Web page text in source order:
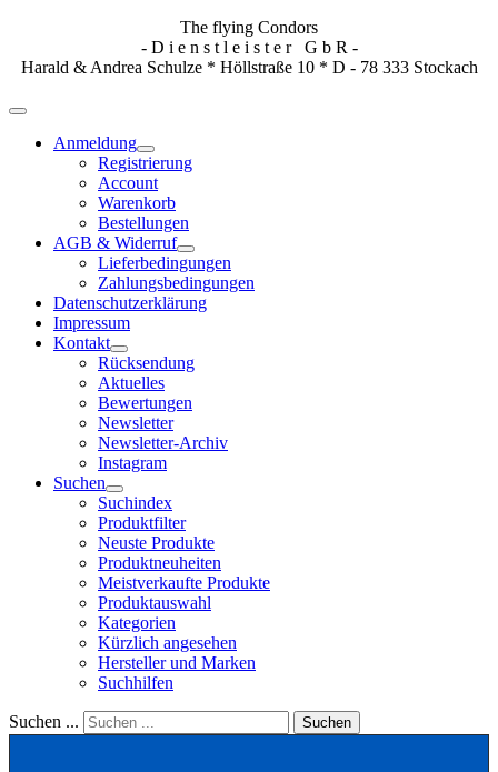
The flying Condors
- D i e n s t l e i s t e r G b R -
Harald & Andrea Schulze * Höllstraße 10 * D - 78 333 Stockach
Anmeldung
Registrierung
Account
Warenkorb
Bestellungen
AGB & Widerruf
Lieferbedingungen
Zahlungsbedingungen
Datenschutzerklärung
Impressum
Kontakt
Rücksendung
Aktuelles
Bewertungen
Newsletter
Newsletter-Archiv
Instagram
Suchen
Suchindex
Produktfilter
Neuste Produkte
Produktneuheiten
Meistverkaufte Produkte
Produktauswahl
Kategorien
Kürzlich angesehen
Hersteller und Marken
Suchhilfen
Suchen ... Suchen